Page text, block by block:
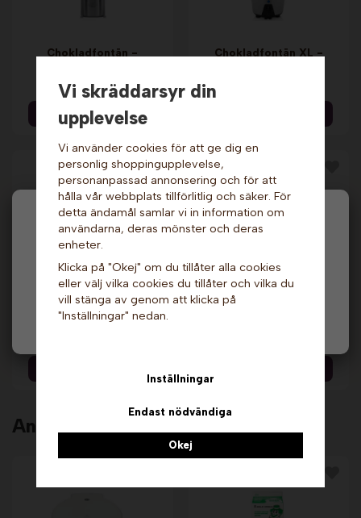
Hej och välkommen till Gottes!
Hos oss får alla handla men välj privatperson (inkl.
moms) eller företag (exkl. moms) för hur våra priser
ska visas.
Privat
Chokladfontän -
45 099 kr
Info & Köp
Chokladfontän XL -
Chokladfontän
Classic. Sephra
Chokladfontän -
Konvertiblel, stor.
Andra köpte även
Vi skräddarsyr din
upplevelse
Vi använder cookies för att ge dig en
personlig shoppingupplevelse,
personanpassad annonsering och för att
hålla vår webbplats tillförlitlig och säker. För
detta ändamål samlar vi in information om
användarna, deras mönster och deras
enheter.
Klicka på "Okej" om du tillåter alla cookies
eller välj vilka cookies du tillåter och vilka du
vill stänga av genom att klicka på
"Inställningar" nedan.
Inställningar
Endast nödvändiga
Okej